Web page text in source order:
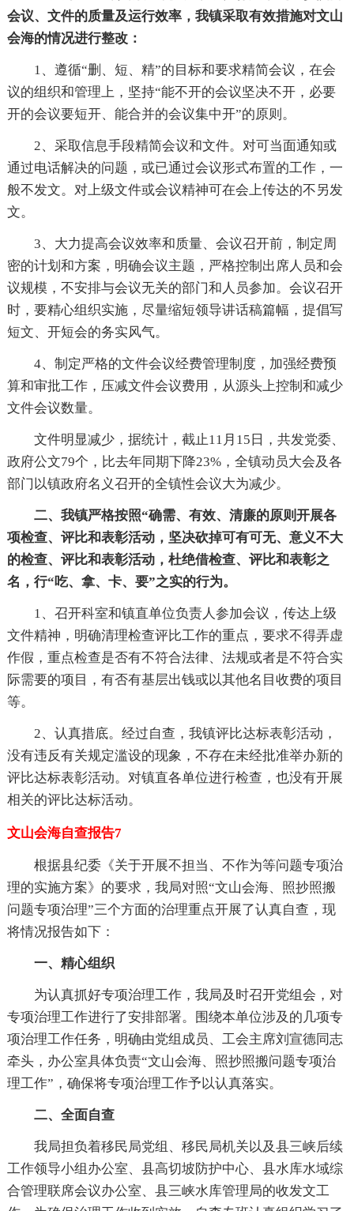
会议、文件的质量及运行效率，我镇采取有效措施对文山
会海的情况进行整改：
1、遵循“删、短、精”的目标和要求精简会议，在会
议的组织和管理上，坚持“能不开的会议坚决不开，必要
开的会议要短开、能合并的会议集中开”的原则。
2、采取信息手段精简会议和文件。对可当面通知或
通过电话解决的问题，或已通过会议形式布置的工作，一
般不发文。对上级文件或会议精神可在会上传达的不另发
文。
3、大力提高会议效率和质量、会议召开前，制定周
密的计划和方案，明确会议主题，严格控制出席人员和会
议规模，不安排与会议无关的部门和人员参加。会议召开
时，要精心组织实施，尽量缩短领导讲话稿篇幅，提倡写
短文、开短会的务实风气。
4、制定严格的文件会议经费管理制度，加强经费预
算和审批工作，压减文件会议费用，从源头上控制和减少
文件会议数量。
文件明显减少，据统计，截止11月15日，共发党委、
政府公文79个，比去年同期下降23%，全镇动员大会及各
部门以镇政府名义召开的全镇性会议大为减少。
二、我镇严格按照“确需、有效、清廉的原则开展各
项检查、评比和表彰活动，坚决砍掉可有可无、意义不大
的检查、评比和表彰活动，杜绝借检查、评比和表彰之
名，行“吃、拿、卡、要”之实的行为。
1、召开科室和镇直单位负责人参加会议，传达上级
文件精神，明确清理检查评比工作的重点，要求不得弄虚
作假，重点检查是否有不符合法律、法规或者是不符合实
际需要的项目，有否有基层出钱或以其他名目收费的项目
等。
2、认真措底。经过自查，我镇评比达标表彰活动，
没有违反有关规定滥设的现象，不存在未经批准举办新的
评比达标表彰活动。对镇直各单位进行检查，也没有开展
相关的评比达标活动。
文山会海自查报告7
根据县纪委《关于开展不担当、不作为等问题专项治
理的实施方案》的要求，我局对照“文山会海、照抄照搬
问题专项治理”三个方面的治理重点开展了认真自查，现
将情况报告如下：
一、精心组织
为认真抓好专项治理工作，我局及时召开党组会，对
专项治理工作进行了安排部署。围绕本单位涉及的几项专
项治理工作任务，明确由党组成员、工会主席刘宣德同志
牵头，办公室具体负责“文山会海、照抄照搬问题专项治
理工作”，确保将专项治理工作予以认真落实。
二、全面自查
我局担负着移民局党组、移民局机关以及县三峡后续
工作领导小组办公室、县高切坡防护中心、县水库水域综
合管理联席会议办公室、县三峡水库管理局的收发文工